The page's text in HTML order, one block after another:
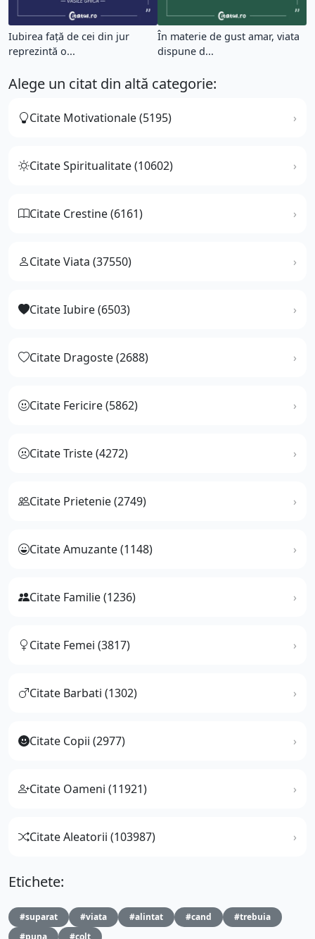
Iubirea față de cei din jur
reprezintă o...
În materie de gust amar, viata
dispune d...
Alege un citat din altă categorie:
Citate Motivationale (5195)
Citate Spiritualitate (10602)
Citate Crestine (6161)
Citate Viata (37550)
Citate Iubire (6503)
Citate Dragoste (2688)
Citate Fericire (5862)
Citate Triste (4272)
Citate Prietenie (2749)
Citate Amuzante (1148)
Citate Familie (1236)
Citate Femei (3817)
Citate Barbati (1302)
Citate Copii (2977)
Citate Oameni (11921)
Citate Aleatorii (103987)
Etichete:
#suparat #viata #alintat #cand
#trebuia
#puna
#colt